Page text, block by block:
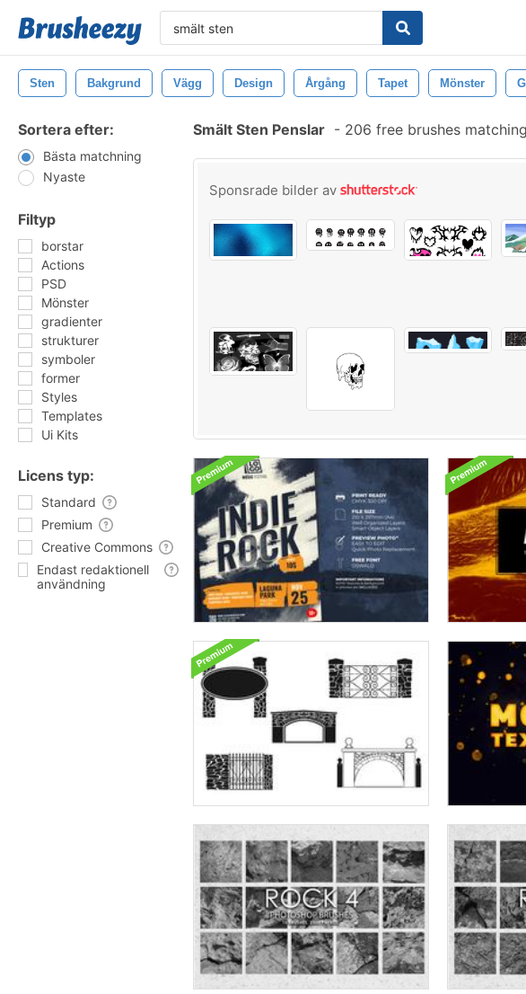
Sten Bakgrund Vägg Design Årgång Tapet Mönster
Sortera efter:
Bästa matchning
Nyaste
Filtyp
borstar
Actions
PSD
Mönster
gradienter
strukturer
symboler
former
Styles
Templates
Ui Kits
Licens typ:
Standard
Premium
Creative Commons
Endast redaktionell
användning
Smält Sten Penslar - 206 free brushes matching
Sponsrade bilder av